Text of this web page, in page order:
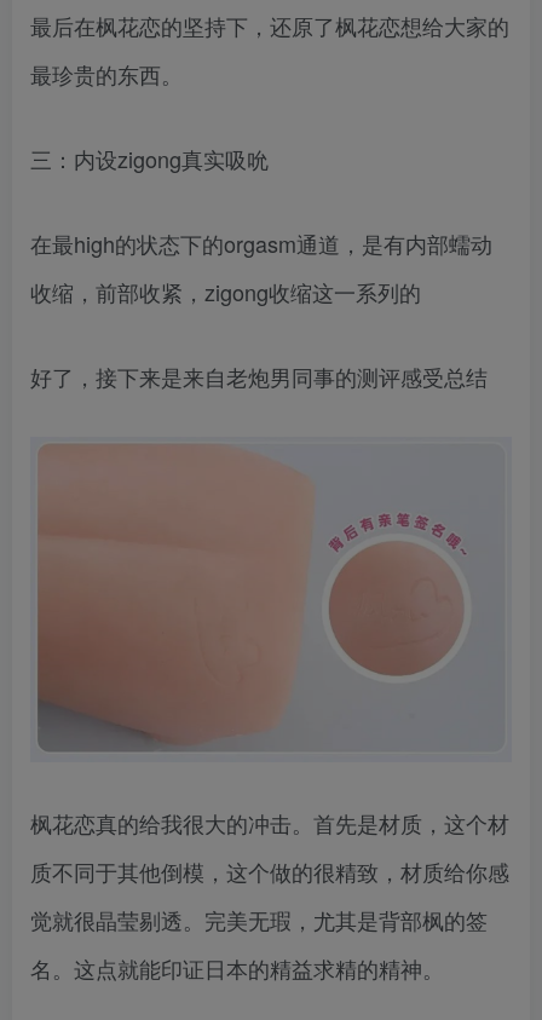
最后在枫花恋的坚持下，还原了枫花恋想给大家的
最珍贵的东西。
三：内设zigong真实吸吮
在最high的状态下的orgasm通道，是有内部蠕动
收缩，前部收紧，zigong收缩这一系列的
好了，接下来是来自老炮男同事的测评感受总结
枫花恋真的给我很大的冲击。首先是材质，这个材
质不同于其他倒模，这个做的很精致，材质给你感
觉就很晶莹剔透。完美无瑕，尤其是背部枫的签
名。这点就能印证日本的精益求精的精神。